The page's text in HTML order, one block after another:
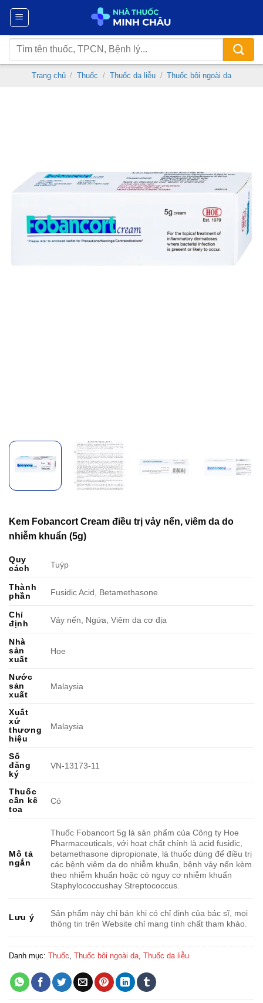
Chuyển
nội
dung
Tìm
kiếm:
Trang chủ / Thuốc / Thuốc da liễu / Thuốc bôi ngoài da
Kem Fobancort Cream điều trị vảy nến, viêm da do
nhiễm khuẩn (5g)
Quy
cách
Tuýp
Thành
phần
Fusidic Acid, Betamethasone
Chỉ
định
Vảy nến, Ngứa, Viêm da cơ địa
Nhà
sản
xuất
Hoe
Nước
sản
xuất
Malaysia
Xuất
xứ
thương
hiệu
Malaysia
Số
đăng
ký
VN-13173-11
Thuốc
cần kê
toa
Có
Mô tả
ngắn
Thuốc Fobancort 5g là sản phẩm của Công ty Hoe
Pharmaceuticals, với hoạt chất chính là acid fusidic,
betamethasone dipropionate, là thuốc dùng để điều trị
các bệnh viêm da do nhiễm khuẩn, bệnh vảy nến kèm
theo nhiễm khuẩn hoặc có nguy cơ nhiễm khuẩn
Staphylococcushay Streptococcus.
Lưu ý
Sản phẩm này chỉ bán khi có chỉ định của bác sĩ, mọi
thông tin trên Website chỉ mang tính chất tham khảo.
Danh mục: Thuốc, Thuốc bôi ngoài da, Thuốc da liễu